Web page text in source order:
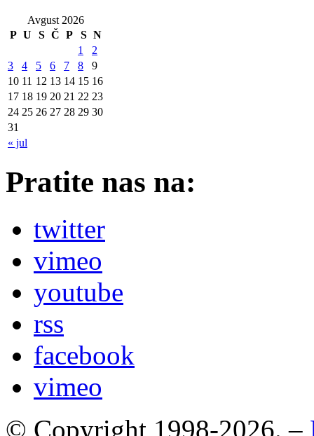
Avgust 2026
P U S Č P S N
« jul
1
2
3
4 5 6 7 8
9
10 11 12 13 14 15 16
17 18 19 20 21 22 23
24 25 26 27 28 29 30
31
Pratite nas na:
twitter
vimeo
youtube
rss
facebook
vimeo
© Copyright 1998-2026. –